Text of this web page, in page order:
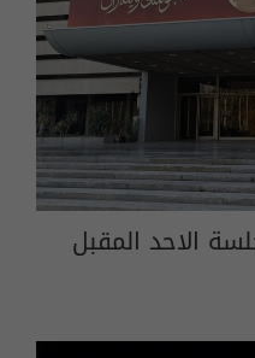
الاحد المقبل